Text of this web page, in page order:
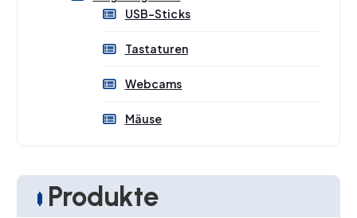
USB-Sticks
Tastaturen
Webcams
Mäuse
Produkte